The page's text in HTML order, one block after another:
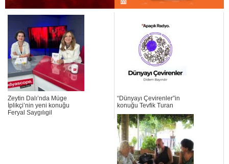
Zeytin Dalı’nda Müge
İplikçi’nin yeni konuğu
Feryal Saygılıgil
“Dünyayı Çevirenler”in
konuğu Tevfik Turan